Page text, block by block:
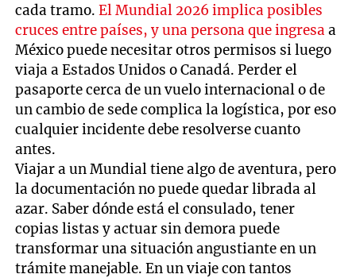
cada tramo.El Mundial 2026 implica posibles
cruces entre países, y una persona que ingresa a
México puede necesitar otros permisos si luego
viaja a Estados Unidos o Canadá. Perder el
pasaporte cerca de un vuelo internacional o de
un cambio de sede complica la logística, por eso
cualquier incidente debe resolverse cuanto
antes.
Viajar a un Mundial tiene algo de aventura, pero
la documentación no puede quedar librada al
azar. Saber dónde está el consulado, tener
copias listas y actuar sin demora puede
transformar una situación angustiante en un
trámite manejable. En un viaje con tantos